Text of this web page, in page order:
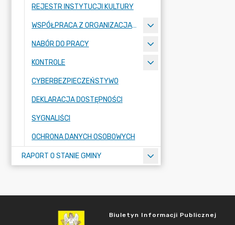
REJESTR INSTYTUCJI KULTURY
WSPÓŁPRACA Z ORGANIZACJAMI POZARZĄDOWYMI
NABÓR DO PRACY
KONTROLE
CYBERBEZPIECZEŃSTYWO
DEKLARACJA DOSTĘPNOŚCI
SYGNALIŚCI
OCHRONA DANYCH OSOBOWYCH
RAPORT O STANIE GMINY
Biuletyn Informacji Publicznej